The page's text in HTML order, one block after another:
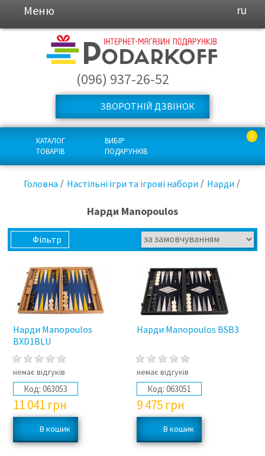
Меню ru
(096) 937-26-52
ЗВОРОТНІЙ ДЗВІНОК
КАТАЛОГ
ТОВАРІВ
ВИБІР
ПОДАРУНКІВ
0
Головна Настільні ігри та ігрові набори Нарди
Нарди Manopoulos
Фільтр
Нарди Manopoulos
BXD1BLU
немає відгуків
Код: 063053
11 041 грн
Нарди Manopoulos BSB3
немає відгуків
Код: 063051
9 475 грн